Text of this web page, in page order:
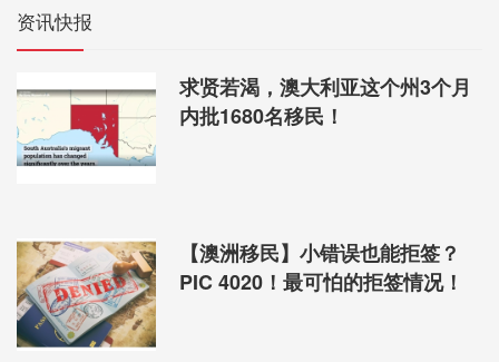
资讯快报
求贤若渴，澳大利亚这个州3个月
内批1680名移民！
【澳洲移民】小错误也能拒签？
PIC 4020！最可怕的拒签情况！